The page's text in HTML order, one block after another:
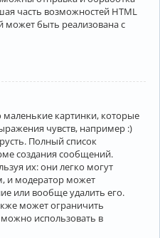
часть возможностей HTML
быть реализована с
картинки, которые
чувств, например :)
Полный список
создания сообщений.
их: они легко могут
и модератор может
или вообще удалить его.
может ограничить
использовать в